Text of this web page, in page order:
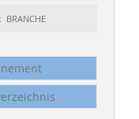
BRANCHE